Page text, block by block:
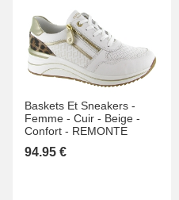
Baskets Et Sneakers -
Femme - Cuir - Beige -
Confort - REMONTE
94.95 €